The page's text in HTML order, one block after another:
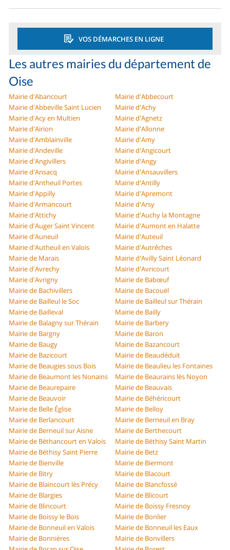
VOS DÉMARCHES EN LIGNE
Les autres mairies du département de
Oise
Mairie d'Abancourt
Mairie d'Abbecourt
Mairie d'Abbeville Saint Lucien
Mairie d'Achy
Mairie d'Acy en Multien
Mairie d'Agnetz
Mairie d'Airion
Mairie d'Allonne
Mairie d'Amblainville
Mairie d'Amy
Mairie d'Andeville
Mairie d'Angicourt
Mairie d'Angivillers
Mairie d'Angy
Mairie d'Ansacq
Mairie d'Ansauvillers
Mairie d'Antheuil Portes
Mairie d'Antilly
Mairie d'Appilly
Mairie d'Apremont
Mairie d'Armancourt
Mairie d'Arsy
Mairie d'Attichy
Mairie d'Auchy la Montagne
Mairie d'Auger Saint Vincent
Mairie d'Aumont en Halatte
Mairie d'Auneuil
Mairie d'Auteuil
Mairie d'Autheuil en Valois
Mairie d'Autrêches
Mairie de Marais
Mairie d'Avilly Saint Léonard
Mairie d'Avrechy
Mairie d'Avricourt
Mairie d'Avrigny
Mairie de Babœuf
Mairie de Bachivillers
Mairie de Bacouël
Mairie de Bailleul le Soc
Mairie de Bailleul sur Thérain
Mairie de Bailleval
Mairie de Bailly
Mairie de Balagny sur Thérain
Mairie de Barbery
Mairie de Bargny
Mairie de Baron
Mairie de Baugy
Mairie de Bazancourt
Mairie de Bazicourt
Mairie de Beaudéduit
Mairie de Beaugies sous Bois
Mairie de Beaulieu les Fontaines
Mairie de Beaumont les Nonains
Mairie de Beaurains lès Noyon
Mairie de Beaurepaire
Mairie de Beauvais
Mairie de Beauvoir
Mairie de Béhéricourt
Mairie de Belle Église
Mairie de Belloy
Mairie de Berlancourt
Mairie de Berneuil en Bray
Mairie de Berneuil sur Aisne
Mairie de Berthecourt
Mairie de Béthancourt en Valois
Mairie de Béthisy Saint Martin
Mairie de Béthisy Saint Pierre
Mairie de Betz
Mairie de Bienville
Mairie de Biermont
Mairie de Bitry
Mairie de Blacourt
Mairie de Blaincourt lès Précy
Mairie de Blancfossé
Mairie de Blargies
Mairie de Blicourt
Mairie de Blincourt
Mairie de Boissy Fresnoy
Mairie de Boissy le Bois
Mairie de Bonlier
Mairie de Bonneuil en Valois
Mairie de Bonneuil les Eaux
Mairie de Bonnières
Mairie de Bonvillers